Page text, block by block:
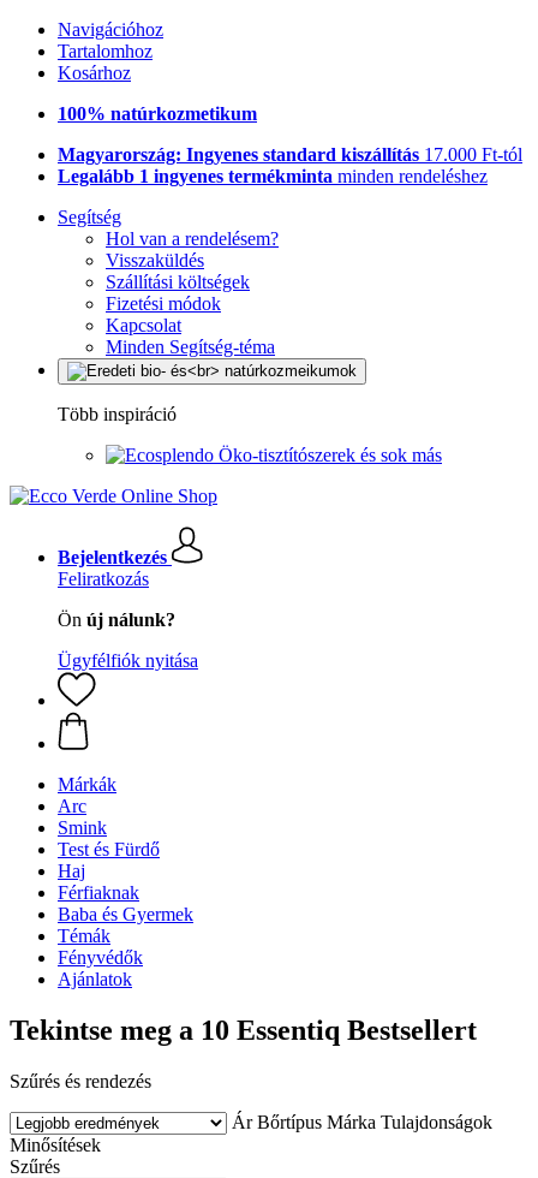
Navigációhoz
Tartalomhoz
Kosárhoz
100% natúrkozmetikum
Magyarország: Ingyenes standard kiszállítás 17.000 Ft-tól
Legalább 1 ingyenes termékminta minden rendeléshez
Segítség
Hol van a rendelésem?
Visszaküldés
Szállítási költségek
Fizetési módok
Kapcsolat
Minden Segítség-téma
Több inspiráció
Öko-tisztítószerek és sok más
Bejelentkezés
Feliratkozás
Ön új nálunk?
Ügyfélfiók nyitása
Márkák
Arc
Smink
Test és Fürdő
Haj
Férfiaknak
Baba és Gyermek
Témák
Fényvédők
Ajánlatok
Tekintse meg a 10 Essentiq Bestsellert
Szűrés és rendezés
Ár Bőrtípus Márka Tulajdonságok
Minősítések
Szűrés